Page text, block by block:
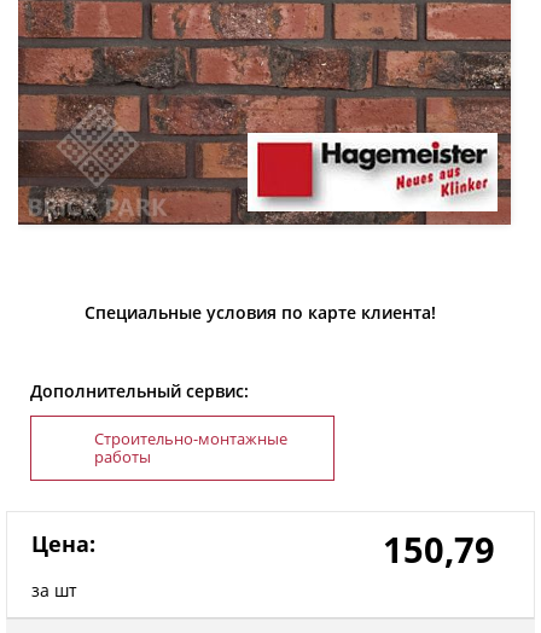
Специальные условия по карте клиента!
Дополнительный сервис:
Строительно-монтажные
работы
Цена:
за шт
150,79